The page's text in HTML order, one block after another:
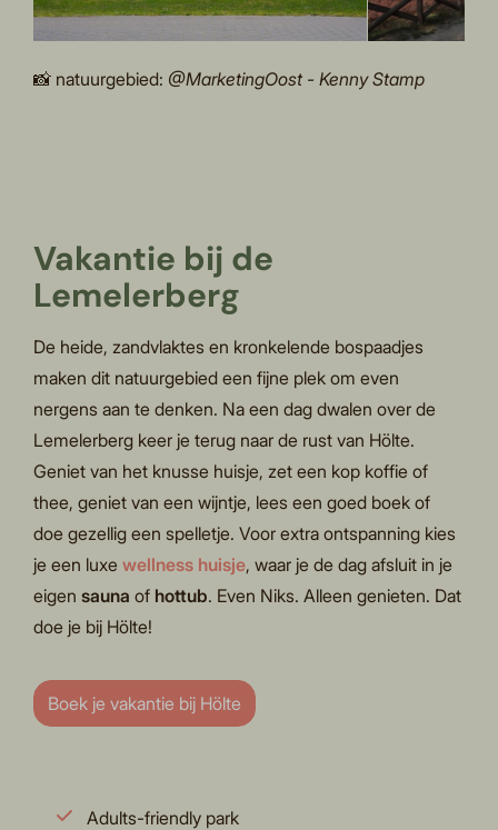
📸 natuurgebied: @MarketingOost - Kenny Stamp
Vakantie bij de
Lemelerberg
De heide, zandvlaktes en kronkelende bospaadjes
maken dit natuurgebied een fijne plek om even
nergens aan te denken. Na een dag dwalen over de
Lemelerberg keer je terug naar de rust van Hölte.
Geniet van het knusse huisje, zet een kop koffie of
thee, geniet van een wijntje, lees een goed boek of
doe gezellig een spelletje. Voor extra ontspanning kies
je een luxewellness huisje, waar je de dag afsluit in je
eigensauna of hottub. Even Niks. Alleen genieten. Dat
doe je bij Hölte!
Boek je vakantie bij Hölte
Adults-friendly park